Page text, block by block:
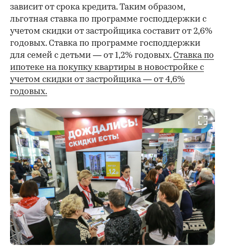
зависит от срока кредита. Таким образом,
льготная ставка по программе господдержки с
учетом скидки от застройщика составит от 2,6%
годовых. Ставка по программе господдержки
для семей с детьми — от 1,2% годовых. Ставка по
ипотеке на покупку квартиры в новостройке с
учетом скидки от застройщика — от 4,6%
годовых.